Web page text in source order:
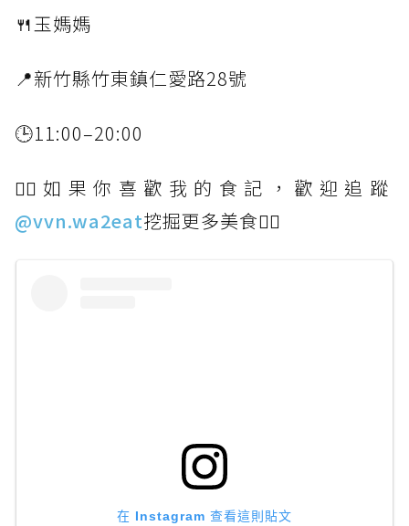
🍴玉媽媽
📍新竹縣竹東鎮仁愛路28號
🕒11:00–20:00
👉🏻如果你喜歡我的食記，歡迎追蹤
@vvn.wa2eat挖掘更多美食👈🏻
在 Instagram 查看這則貼文